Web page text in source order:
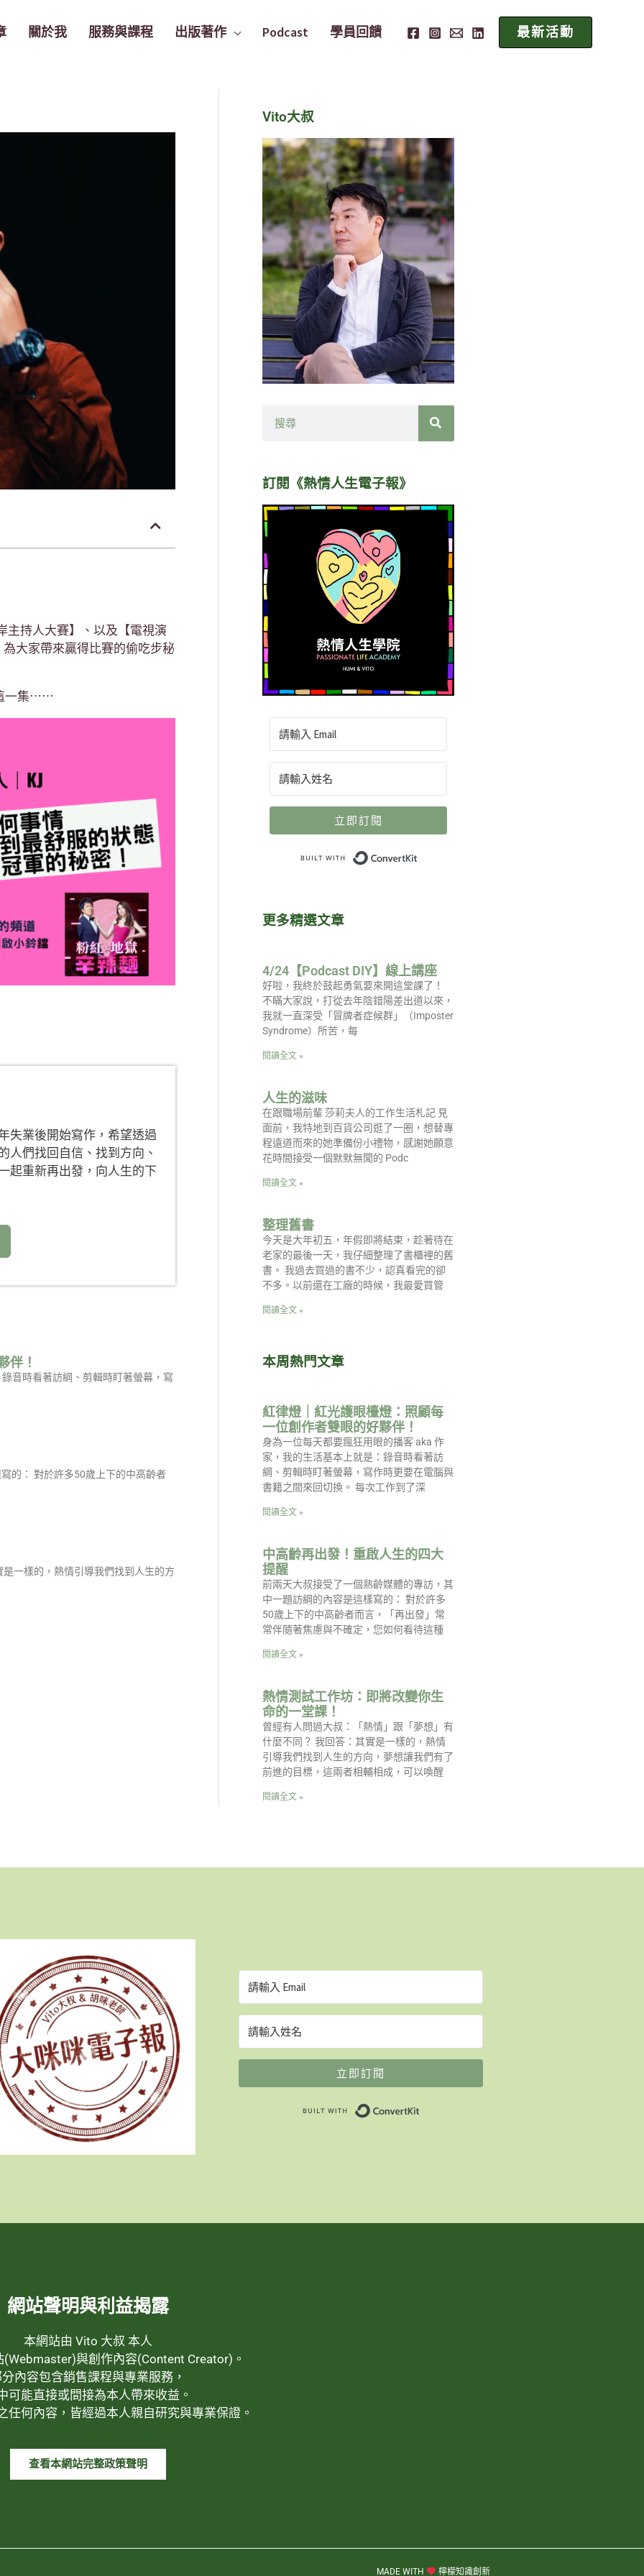
關於我 服務與課程 出版著作 Podcast 學員回饋 最新活動
主持人大賽】、以及【電視演
大家帶來贏得比賽的偷吃步秘
一集⋯⋯
失業後開始寫作，希望透過
人們找回自信、找到方向、
起重新再出發，向人生的下
伴！
音時看著訪綱、剪輯時盯著螢幕，寫
的： 對於許多50歲上下的中高齡者
一樣的，熱情引導我們找到人生的方
Vito大叔
訂閱《熱情人生電子報》
立即訂閱
更多精選文章
4/24【Podcast DIY】線上講座
好啦，我終於鼓起勇氣要來開這堂課了！
不瞞大家說，打從去年陰錯陽差出道以來，
我就一直深受「冒牌者症候群」（Imposter
Syndrome）所苦，每
閱讀全文 »
人生的滋味
在跟職場前輩 莎莉夫人的工作生活札記 見
面前，我特地到百貨公司逛了一圈，想替專
程遠道而來的她準備份小禮物，感謝她願意
花時間接受一個默默無聞的 Podc
閱讀全文 »
整理舊書
今天是大年初五，年假即將結束，趁著待在
老家的最後一天，我仔細整理了書櫃裡的舊
書。 我過去買過的書不少，認真看完的卻
不多。以前還在工廠的時候，我最愛買管
閱讀全文 »
本周熱門文章
紅律燈｜紅光護眼檯燈：照顧每
一位創作者雙眼的好夥伴！
身為一位每天都要瘋狂用眼的播客 aka 作
家，我的生活基本上就是：錄音時看著訪
綱、剪輯時盯著螢幕，寫作時更要在電腦與
書籍之間來回切換。 每次工作到了深
閱讀全文 »
中高齡再出發！重啟人生的四大
提醒
前兩天大叔接受了一個熟齡媒體的專訪，其
中一題訪綱的內容是這樣寫的： 對於許多
50歲上下的中高齡者而言，「再出發」常
常伴隨著焦慮與不確定，您如何看待這種
閱讀全文 »
熱情測試工作坊：即將改變你生
命的一堂課！
曾經有人問過大叔：「熱情」跟「夢想」有
什麼不同？ 我回答：其實是一樣的，熱情
引導我們找到人生的方向，夢想讓我們有了
前進的目標，這兩者相輔相成，可以喚醒
閱讀全文 »
立即訂閱
網站聲明與利益揭露
本網站由 Vito 大叔 本人
(Webmaster)與創作內容(Content Creator)。
內容包含銷售課程與專業服務，
可能直接或間接為本人帶來收益。
任何內容，皆經過本人親自研究與專業保證。
查看本網站完整政策聲明
MADE WITH 檸檬知識創新